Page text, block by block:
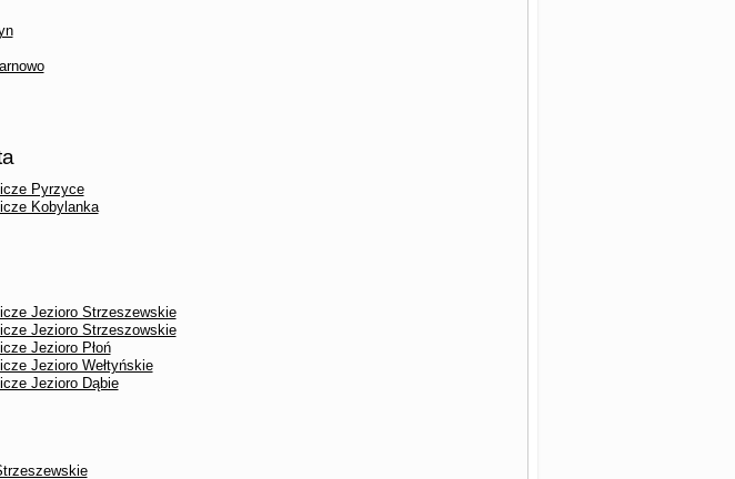
Pyrzyce
Kobylanka
Jezioro Strzeszewskie
Jezioro Strzeszowskie
Jezioro Płoń
Jezioro Wełtyńskie
Jezioro Dąbie